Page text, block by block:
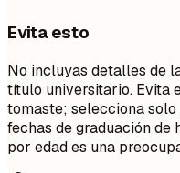
Evita esto
No incluyas detalles de
título universitario. Evita
tomaste; selecciona
fechas de graduación de
por edad es una